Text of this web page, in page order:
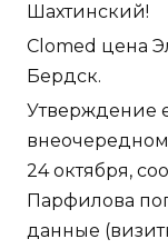
Шахтинский!
Clomed цена
Бердск.
Утверждение
24 октября,
Парфилова
данные